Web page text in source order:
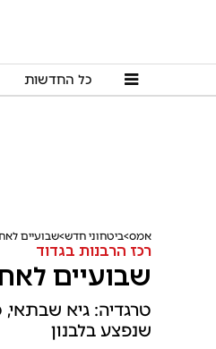
כל החדשות
אמס ביטחוני חדש שבועיים
רכז הרבנות בגדוד
שבועיים
טרגדיה: גיא
שנפצע בלבנון